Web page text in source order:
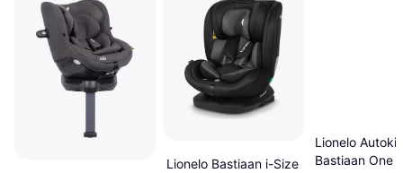
Lionelo Bastiaan i-Size
Lionelo
Bastiaan One